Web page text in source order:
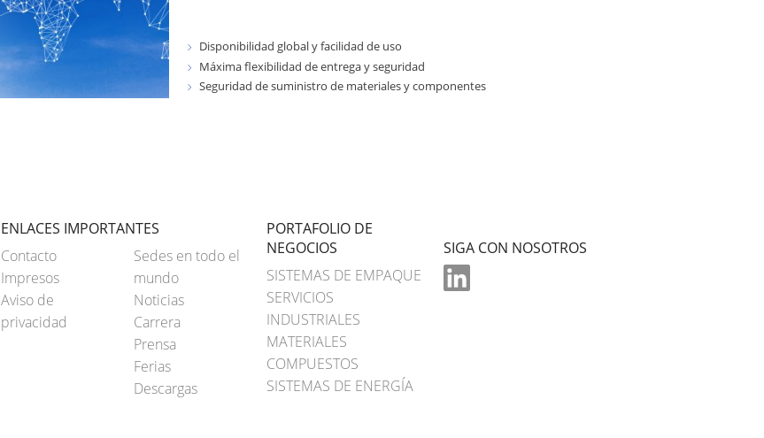
Disponibilidad global y facilidad de uso
Máxima flexibilidad de entrega y seguridad
Seguridad de suministro de materiales y componentes
ENLACES IMPORTANTES
Contacto
Impresos
Aviso de
privacidad
Sedes en todo el
mundo
Noticias
Carrera
Prensa
Ferias
Descargas
PORTAFOLIO DE
NEGOCIOS
SISTEMAS DE EMPAQUE
SERVICIOS
INDUSTRIALES
MATERIALES
COMPUESTOS
SISTEMAS DE ENERGÍA
SIGA CON NOSOTROS